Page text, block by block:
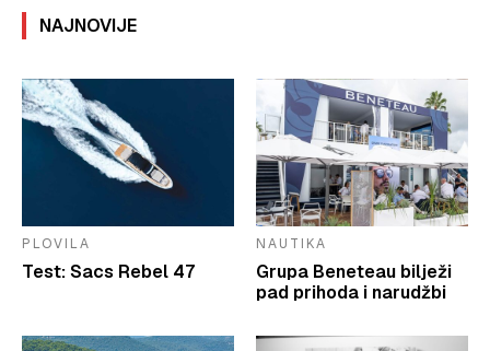
NAJNOVIJE
PLOVILA
Test: Sacs Rebel 47
NAUTIKA
Grupa Beneteau bilježi
pad prihoda i narudžbi